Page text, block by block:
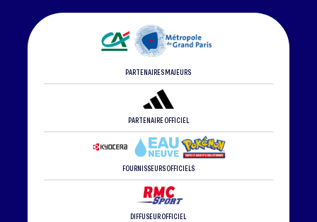
PARTENAIRES MAJEURS
PARTENAIRE OFFICIEL
FOURNISSEURS OFFICIELS
DIFFUSEUR OFFICIEL